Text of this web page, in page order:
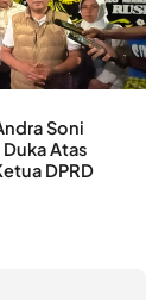
Soni
Atas
DPRD